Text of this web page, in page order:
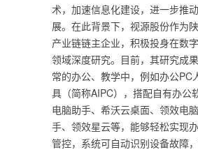
术，加速信息化建设，进一步推
展。在此背景下，视源股份作为
产业链链主企业，积极投身在数
领域深度研究。目前，其研究成
常的办公、教学中，例如办公PC
具（简称AIPC），搭配自有办公
电脑助手、希沃云桌面、领效电
手、领效星云等，能够轻松实现
管控，系统可自动识别设备故障